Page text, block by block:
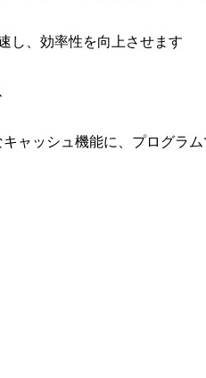
し、効率性を向上させます
ャッシュ機能に、プログラム